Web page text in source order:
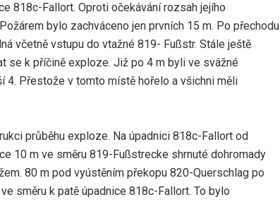
818c-Fallort. Oproti očekávání rozsah jejího
bylo zachváceno jen prvních 15 m. Po přechodu
včetně vstupu do vtažné 819- Fußstr. Stále ještě
se k příčině exploze. Již po 4 m byli ve svážné
4. Přestože v tomto místě hořelo a všichni měli
průběhu exploze. Na úpadnici 818c-Fallort od
10 m ve směru 819-Fußstrecke shrnuté dohromady
80 m pod vyústěním překopu 820-Querschlag po
směru k patě úpadnice 818c-Fallort. To bylo